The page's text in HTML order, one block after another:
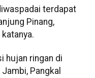
terdapat
Pinang,
hujan ringan di
Pangkal